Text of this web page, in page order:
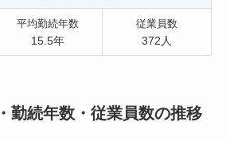
平均勤続年数
15.5年
従業員数
372人
勤続年数・従業員数の推移